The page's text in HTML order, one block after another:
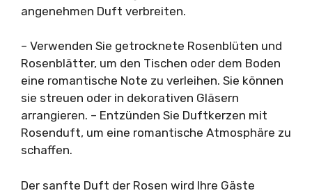
angenehmen Duft verbreiten.
– Verwenden Sie getrocknete Rosenblüten und
Rosenblätter, um den Tischen oder dem Boden
eine romantische Note zu verleihen. Sie können
sie streuen oder in dekorativen Gläsern
arrangieren. – Entzünden Sie Duftkerzen mit
Rosenduft, um eine romantische Atmosphäre zu
schaffen.
Der sanfte Duft der Rosen wird Ihre Gäste